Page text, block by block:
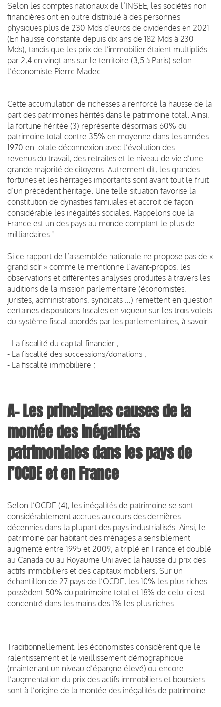
Selon les comptes nationaux de l’INSEE, les sociétés non
financières ont en outre distribué à des personnes
physiques plus de 230 Mds d’euros de dividendes en 2021
(En hausse constante depuis dix ans de 182 Mds à 230
Mds), tandis que les prix de l’immobilier étaient multipliés
par 2,4 en vingt ans sur le territoire (3,5 à Paris) selon
l’économiste Pierre Madec.
Cette accumulation de richesses a renforcé la hausse de la
part des patrimoines hérités dans le patrimoine total. Ainsi,
la fortune héritée (3) représente désormais 60% du
patrimoine total contre 35% en moyenne dans les années
1970 en totale déconnexion avec l’évolution des
revenus du travail, des retraites et le niveau de vie d’une
grande majorité de citoyens. Autrement dit, les grandes
fortunes et les héritages importants sont avant tout le fruit
d’un précédent héritage. Une telle situation favorise la
constitution de dynasties familiales et accroit de façon
considérable les inégalités sociales. Rappelons que la
France est un des pays au monde comptant le plus de
milliardaires !
Si ce rapport de l’assemblée nationale ne propose pas de «
grand soir » comme le mentionne l’avant-propos, les
observations et différentes analyses produites à travers les
auditions de la mission parlementaire (économistes,
juristes, administrations, syndicats …) remettent en question
certaines dispositions fiscales en vigueur sur les trois volets
du système fiscal abordés par les parlementaires, à savoir :
- La fiscalité du capital financier ;
- La fiscalité des successions/donations ;
- La fiscalité immobilière ;
A- Les principales causes de la
montée des inégalités
patrimoniales dans les pays de
l’OCDE et en France
Selon l’OCDE (4), les inégalités de patrimoine se sont
considérablement accrues au cours des dernières
décennies dans la plupart des pays industrialisés. Ainsi, le
patrimoine par habitant des ménages a sensiblement
augmenté entre 1995 et 2009, a triplé en France et doublé
au Canada ou au Royaume Uni avec la hausse du prix des
actifs immobiliers et des capitaux mobiliers. Sur un
échantillon de 27 pays de l’OCDE, les 10% les plus riches
possèdent 50% du patrimoine total et 18% de celui-ci est
concentré dans les mains des 1% les plus riches.
Traditionnellement, les économistes considèrent que le
ralentissement et le vieillissement démographique
(maintenant un niveau d’épargne élevé) ou encore
l’augmentation du prix des actifs immobiliers et boursiers
sont à l’origine de la montée des inégalités de patrimoine.